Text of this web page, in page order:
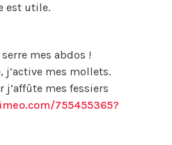
est utile.
mes abdos !
j’active mes mollets.
j’affûte mes fessiers
755455365?